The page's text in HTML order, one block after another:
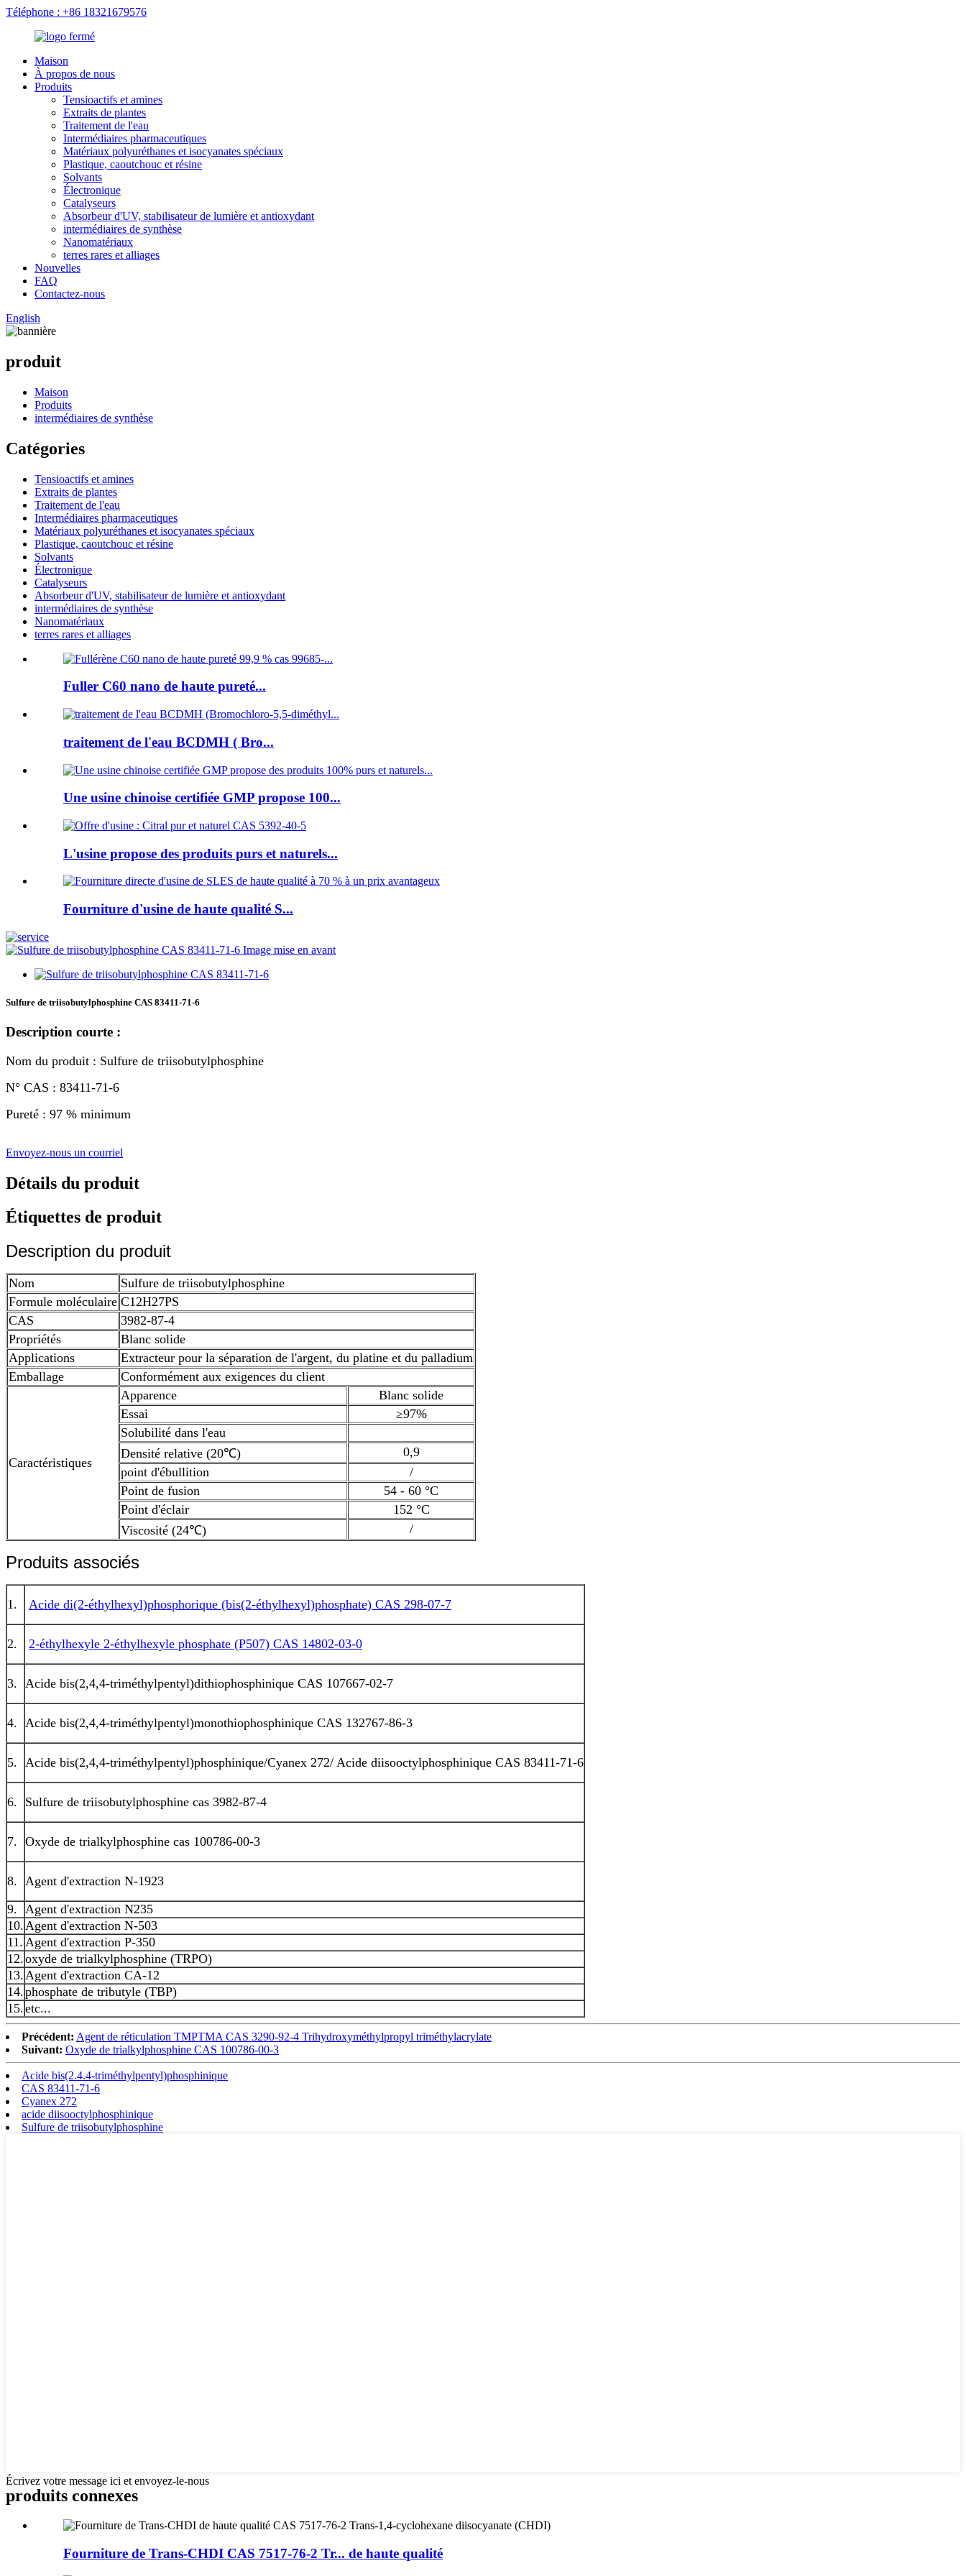
Téléphone : +86 18321679576
Maison
À propos de nous
Produits
Tensioactifs et amines
Extraits de plantes
Traitement de l'eau
Intermédiaires pharmaceutiques
Matériaux polyuréthanes et isocyanates spéciaux
Plastique, caoutchouc et résine
Solvants
Électronique
Catalyseurs
Absorbeur d'UV, stabilisateur de lumière et antioxydant
intermédiaires de synthèse
Nanomatériaux
terres rares et alliages
Nouvelles
FAQ
Contactez-nous
English
produit
Maison
Produits
intermédiaires de synthèse
Catégories
Tensioactifs et amines
Extraits de plantes
Traitement de l'eau
Intermédiaires pharmaceutiques
Matériaux polyuréthanes et isocyanates spéciaux
Plastique, caoutchouc et résine
Solvants
Électronique
Catalyseurs
Absorbeur d'UV, stabilisateur de lumière et antioxydant
intermédiaires de synthèse
Nanomatériaux
terres rares et alliages
Fuller C60 nano de haute pureté...
traitement de l'eau BCDMH ( Bro...
Une usine chinoise certifiée GMP propose 100...
L'usine propose des produits purs et naturels...
Fourniture d'usine de haute qualité S...
Sulfure de triisobutylphosphine CAS 83411-71-6
Description courte :
Nom du produit : Sulfure de triisobutylphosphine
N° CAS : 83411-71-6
Pureté : 97 % minimum
Envoyez-nous un courriel
Détails du produit
Étiquettes de produit
Description du produit
Nom
Sulfure de triisobutylphosphine
Formule moléculaire C12H27PS
CAS
3982-87-4
Propriétés
Blanc solide
Applications
Extracteur pour la séparation de l'argent, du platine et du palladium
Emballage
Conformément aux exigences du client
Caractéristiques
Apparence
Blanc solide
Essai
≥97%
Solubilité dans l'eau
Densité relative (20℃)
0,9
point d'ébullition
/
Point de fusion
54 - 60 °C
Point d'éclair
152 °C
Viscosité (24℃)
/
Produits associés
1. Acide di(2-éthylhexyl)phosphorique (bis(2-éthylhexyl)phosphate) CAS 298-07-7
2. 2-éthylhexyle 2-éthylhexyle phosphate (P507) CAS 14802-03-0
3. Acide bis(2,4,4-triméthylpentyl)dithiophosphinique CAS 107667-02-7
4. Acide bis(2,4,4-triméthylpentyl)monothiophosphinique CAS 132767-86-3
5. Acide bis(2,4,4-triméthylpentyl)phosphinique/Cyanex 272/ Acide diisooctylphosphinique CAS 83411-71-6
6. Sulfure de triisobutylphosphine cas 3982-87-4
7. Oxyde de trialkylphosphine cas 100786-00-3
8.
Agent d'extraction N-1923
9.
Agent d'extraction N235
10. Agent d'extraction N-503
11. Agent d'extraction P-350
12.oxyde de trialkylphosphine (TRPO)
13. Agent d'extraction CA-12
14.phosphate de tributyle (TBP)
15.etc...
Précédent: Agent de réticulation TMPTMA CAS 3290-92-4 Trihydroxyméthylpropyl triméthylacrylate
Suivant: Oxyde de trialkylphosphine CAS 100786-00-3
Acide bis(2.4.4-triméthylpentyl)phosphinique
CAS 83411-71-6
Cyanex 272
acide diisooctylphosphinique
Sulfure de triisobutylphosphine
Écrivez votre message ici et envoyez-le-nous
produits connexes
Fourniture de Trans-CHDI CAS 7517-76-2 Tr... de haute qualité